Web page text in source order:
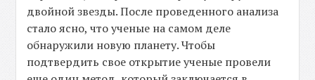
двойной звезды. После проведенного анализа
стало ясно, что ученые на самом деле
обнаружили новую планету. Чтобы
подтвердить свое открытие ученые провели